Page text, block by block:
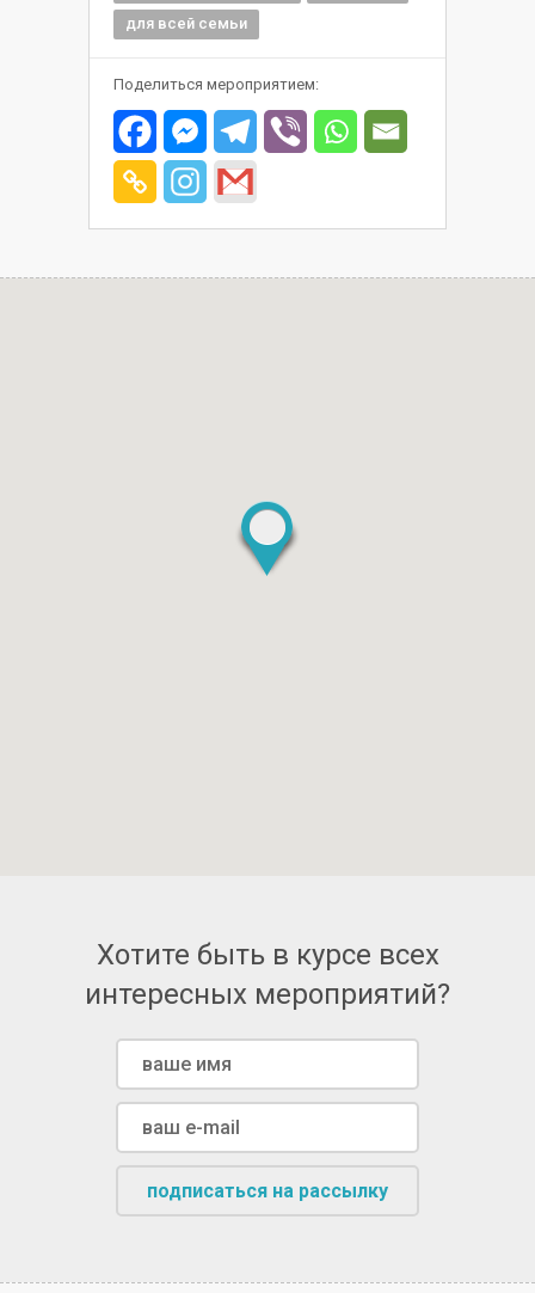
для всей семьи
Поделиться мероприятием:
Хотите быть в курсе всех
интересных мероприятий?
подписаться на рассылку